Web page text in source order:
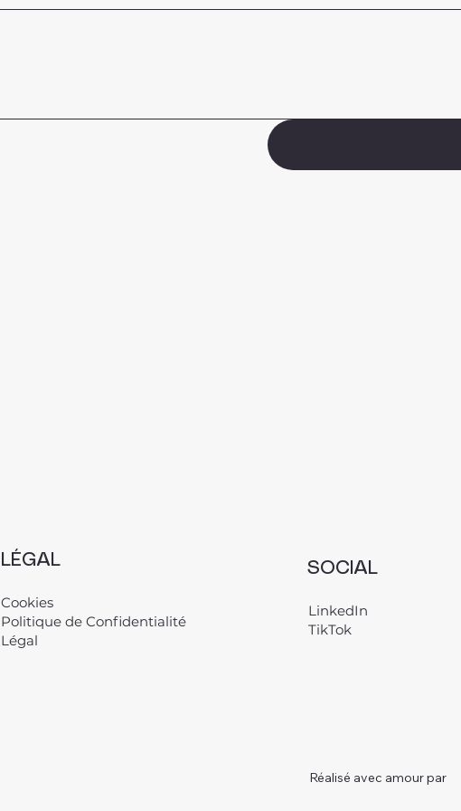
Réalisé avec amour par
LÉGAL
Cookies
Politique de Confidentialité
Légal
SOCIAL
LinkedIn
TikTok